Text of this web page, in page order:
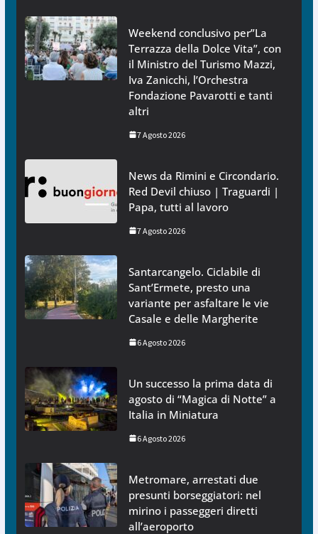
Weekend conclusivo per”La
Terrazza della Dolce Vita”, con
il Ministro del Turismo Mazzi,
Iva Zanicchi, l’Orchestra
Fondazione Pavarotti e tanti
altri
7 Agosto 2026
News da Rimini e Circondario.
Red Devil chiuso | Traguardi |
Papa, tutti al lavoro
7 Agosto 2026
Santarcangelo. Ciclabile di
Sant’Ermete, presto una
variante per asfaltare le vie
Casale e delle Margherite
6 Agosto 2026
Un successo la prima data di
agosto di “Magica di Notte” a
Italia in Miniatura
6 Agosto 2026
Metromare, arrestati due
presunti borseggiatori: nel
mirino i passeggeri diretti
all’aeroporto